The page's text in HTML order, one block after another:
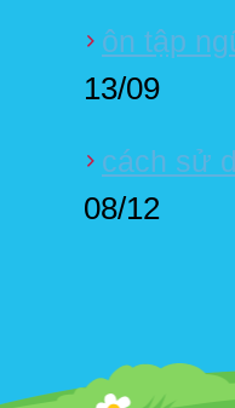
ôn tập
13/09
cách sử
08/12